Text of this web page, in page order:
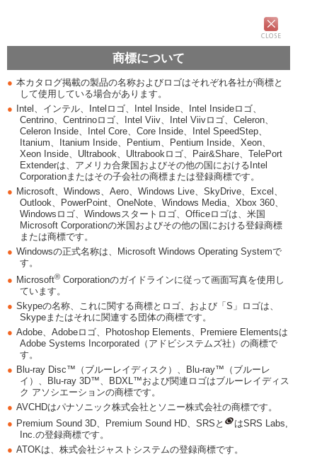
商標について
● 本カタログ掲載の製品の名称およびロゴはそれぞれ各社が商標と
して使用している場合があります。
●
Intel、インテル、Intelロゴ、Intel Inside、Intel Insideロゴ、
Centrino、Centrinoロゴ、Intel Viiv、Intel Viivロゴ、Celeron、
Celeron Inside、Intel Core、Core Inside、Intel SpeedStep、
Itanium、Itanium Inside、Pentium、Pentium Inside、Xeon、
Xeon Inside、Ultrabook、Ultrabookロゴ、Pair&Share、TelePort
Extenderは、アメリカ合衆国およびその他の国におけるIntel
Corporationまたはその子会社の商標または登録商標です。
● Microsoft、Windows、Aero、Windows Live、SkyDrive、Excel、
Outlook、PowerPoint、OneNote、Windows Media、Xbox 360、
Windowsロゴ、Windowsスタートロゴ、Officeロゴは、米国
Microsoft Corporationの米国およびその他の国における登録商標
または商標です。
● Windowsの正式名称は、Microsoft Windows Operating Systemで
す。
● Microsoft® Corporationのガイドラインに従って画面写真を使用し
ています。
● Skypeの名称、これに関する商標とロゴ、および「S」ロゴは、
Skypeまたはそれに関連する団体の商標です。
● Adobe、Adobeロゴ、Photoshop Elements、Premiere Elementsは
Adobe Systems Incorporated（アドビシステムズ社）の商標で
す。
● Blu-ray Disc™（ブルーレイディスク）、Blu-ray™（ブルーレ
イ）、Blu-ray 3D™、BDXL™および関連ロゴはブルーレイディス
ク アソシエーションの商標です。
● AVCHDはパナソニック株式会社とソニー株式会社の商標です。
● Premium Sound 3D、Premium Sound HD、SRSと
はSRS Labs,
Inc.の登録商標です。
● ATOKは、株式会社ジャストシステムの登録商標です。